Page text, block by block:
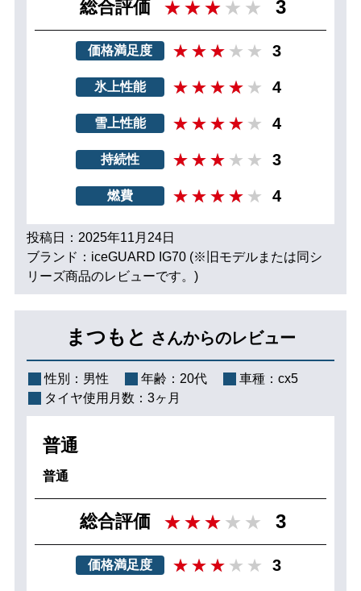
総合評価 3
価格満足度 3
氷上性能 4
雪上性能 4
持続性 3
燃費 4
投稿日：2025年11月24日
ブランド：iceGUARD IG70 (※旧モデルまたは同シ
リーズ商品のレビューです。)
まつもと さんからのレビュー
性別： 男性 年齢： 20代 車種： cx5
タイヤ使用月数： 3ヶ月
普通
普通
総合評価 3
価格満足度 3